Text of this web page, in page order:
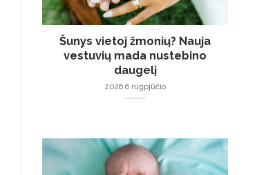
Šunys vietoj žmonių? Nauja
vestuvių mada nustebino
daugelį
2026 6 rugpjūčio